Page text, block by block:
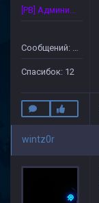
[PB] Администратор
Сообщений: 125
Спасибок: 12
wintz0r